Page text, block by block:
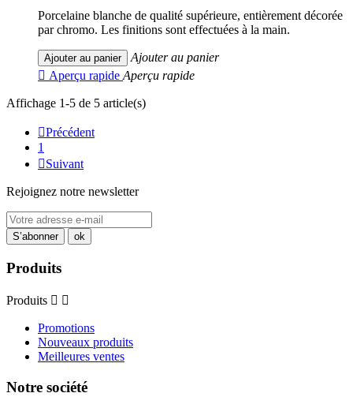
Porcelaine blanche de qualité supérieure, entièrement décorée
par chromo. Les finitions sont effectuées à la main.
Ajouter au panier
Ajouter au panier
 Aperçu rapide Aperçu rapide
Affichage 1-5 de 5 article(s)
Précédent
1
Suivant
Rejoignez notre newsletter
Produits
Produits  
Promotions
Nouveaux produits
Meilleures ventes
Notre société